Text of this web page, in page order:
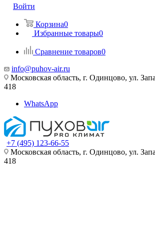
Войти
Корзина0
Избранные товары0
Сравнение товаров0
info@puhov-air.ru
Московская область, г. Одинцово, ул.
418
WhatsApp
+7 (495) 123-66-55
Московская область, г. Одинцово, ул.
418